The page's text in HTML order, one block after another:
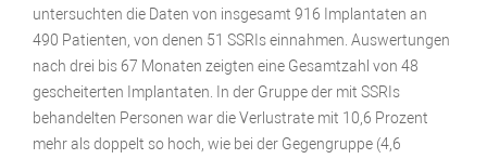
untersuchten die Daten von insgesamt 916 Implantaten an
490 Patienten, von denen 51 SSRIs einnahmen. Auswertungen
nach drei bis 67 Monaten zeigten eine Gesamtzahl von 48
gescheiterten Implantaten. In der Gruppe der mit SSRIs
behandelten Personen war die Verlustrate mit 10,6 Prozent
mehr als doppelt so hoch, wie bei der Gegengruppe (4,6